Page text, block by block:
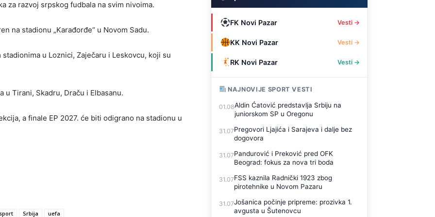
za razvoj srpskog fudbala na svim nivoima.
na stadionu „Karađorđe“ u Novom Sadu.
u Loznici, Zaječaru i Leskovcu, koji su
Tirani, Skadru, Draču i Elbasanu.
a finale EP 2027. će biti odigrano na stadionu u
Srbija uefa
FK Novi Pazar Vesti →
KK Novi Pazar Vesti →
RK Novi Pazar Vesti →
NAJNOVIJE SPORT VESTI
01.08Aldin Ćatović predstavlja Srbiju na
juniorskom SP u Oregonu
31.07Pregovori Ljajića i Sarajeva i dalje bez
dogovora
31.07Pandurović i Preković pred OFK
Beograd: fokus za nova tri boda
31.07FSS kaznila Radnički 1923 zbog
pirotehnike u Novom Pazaru
31.07Jošanica počinje pripreme: prozivka 1.
avgusta u Šutenovcu